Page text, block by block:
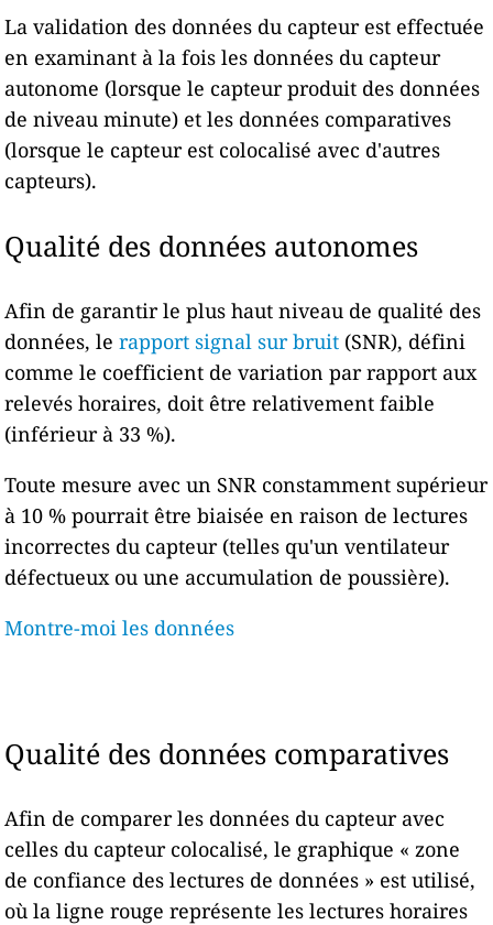
La validation des données du capteur est effectuée
en examinant à la fois les données du capteur
autonome (lorsque le capteur produit des données
de niveau minute) et les données comparatives
(lorsque le capteur est colocalisé avec d'autres
capteurs).
Qualité des données autonomes
Afin de garantir le plus haut niveau de qualité des
données, lerapport signal sur bruit (SNR), défini
comme le coefficient de variation par rapport aux
relevés horaires, doit être relativement faible
(inférieur à 33 %).
Toute mesure avec un SNR constamment supérieur
à 10 % pourrait être biaisée en raison de lectures
incorrectes du capteur (telles qu'un ventilateur
défectueux ou une accumulation de poussière).
Montre-moi les données
Qualité des données comparatives
Afin de comparer les données du capteur avec
celles du capteur colocalisé, le graphique « zone
de confiance des lectures de données » est utilisé,
où la ligne rouge représente les lectures horaires